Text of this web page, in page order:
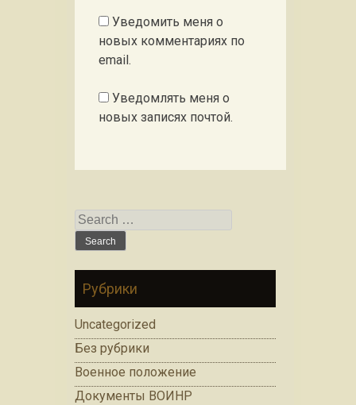
Уведомить меня о
новых комментариях по
email.
Уведомлять меня о
новых записях почтой.
Search for:
Рубрики
Uncategorized
Без рубрики
Военное положение
Документы ВОИНР